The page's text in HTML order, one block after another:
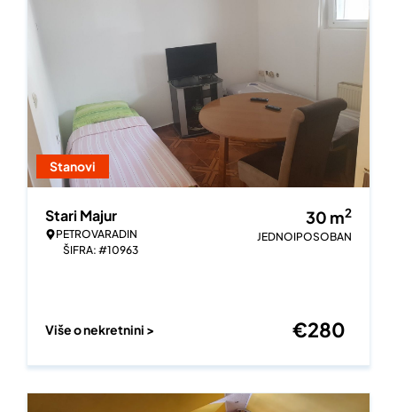
Stanovi
Stari Majur
PETROVARADIN
ŠIFRA: #10963
30 m2
JEDNOIPOSOBAN
Više o nekretnini > €280